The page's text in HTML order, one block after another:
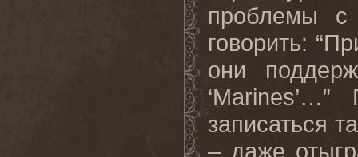
проблемы с
говорить:
они
записаться
– даже